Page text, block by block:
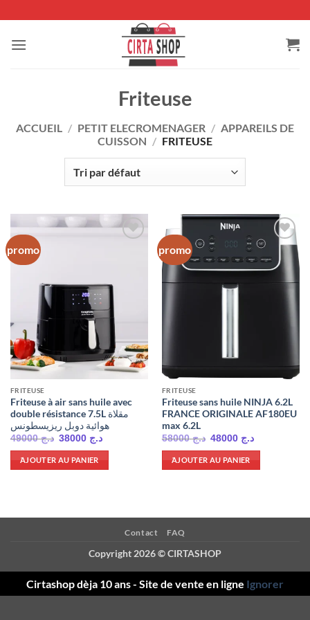
contenu
Friteuse
ACCUEIL / PETIT ELECROMENAGER / APPAREILS DE
CUISSON / FRITEUSE
promo
FRITEUSE
Friteuse à air sans huile avec
double résistance 7.5L مقلاة
هوائية دوبل ريزيسطونس
د.ج49000
Le
initial
était :
د.ج 49000.
د.ج 38000
Le
َAJOUTER AU PANIER
promo
Ajouter
à la liste
de
FRITEUSE
Friteuse sans huile NINJA 6.2L
FRANCE ORIGINALE AF180EU
max 6.2L
د.ج58000
Le
initial
était :
د.ج 58000.
د.ج 48000
Le
َAJOUTER AU PANIER
Contact FAQ
Copyright 2026 ©CIRTASHOP
Cirtashop dèja 10 ans - Site de vente en ligne Ignorer